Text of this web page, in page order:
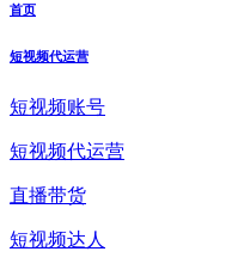
首页
短视频代运营
短视频账号
短视频代运营
直播带货
短视频达人